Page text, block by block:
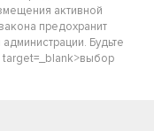
активной
предохранит
Будьте
target=_blank>выбор